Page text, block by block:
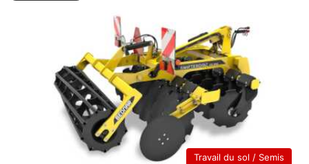
Travail du sol / Semis